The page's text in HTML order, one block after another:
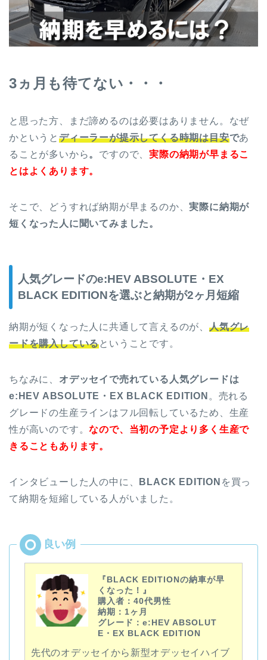
3ヵ月も待てない・・・
と思った方、まだ諦めるのは必要はありません。なぜ
かというと ディーラーが提示してくる時期は目安であ
ることが多いから。 ですので、実際の納期が早まるこ
とはよくあります。
そこで、どうすれば納期が早まるのか、実際に納期が
短くなった人に聞いてみました。
人気グレードのe:HEV ABSOLUTE・EX
BLACK EDITIONを選ぶと納期が2ヶ月短縮
納期が短くなった人に共通して言えるのが、 人気グレ
ードを購入しているということです。
ちなみに、 オデッセイで売れている人気グレードは
e:HEV ABSOLUTE・EX BLACK EDITION 。売れる
グレードの生産ラインはフル回転しているため、生産
性が高いのです。なので、当初の予定より多く生産で
きることもあります。
インタビューした人の中に、 BLACK EDITION を買っ
て納期を短縮している人がいました。
『BLACK EDITIONの納車が早
くなった！』
購入者：40代男性
納期：1ヶ月
グレード：e:HEV ABSOLUT
E・EX BLACK EDITION
先代のオデッセイから 新型オデッセイハイブ